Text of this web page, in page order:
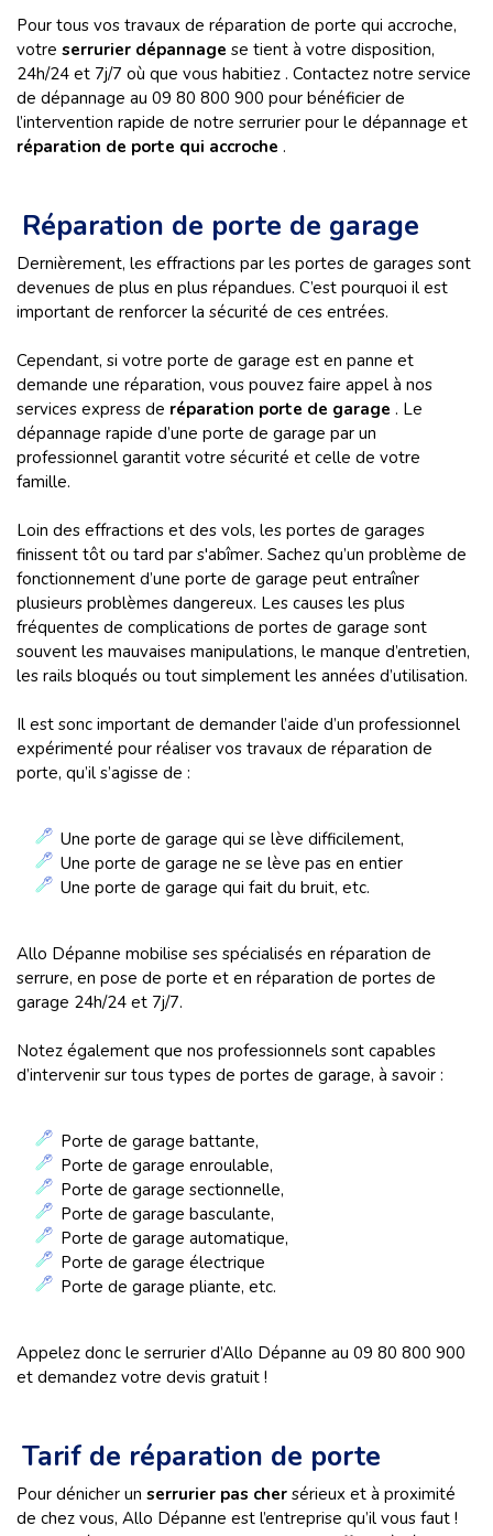
Pour tous vos travaux de réparation de porte qui accroche,
votre serrurier dépannage se tient à votre disposition,
24h/24 et 7j/7 où que vous habitiez . Contactez notre service
de dépannage au 09 80 800 900 pour bénéficier de
l’intervention rapide de notre serrurier pour le dépannage et
réparation de porte qui accroche .
Réparation de porte de garage
Dernièrement, les effractions par les portes de garages sont
devenues de plus en plus répandues. C’est pourquoi il est
important de renforcer la sécurité de ces entrées.
Cependant, si votre porte de garage est en panne et
demande une réparation, vous pouvez faire appel à nos
services express de réparation porte de garage . Le
dépannage rapide d’une porte de garage par un
professionnel garantit votre sécurité et celle de votre
famille.
Loin des effractions et des vols, les portes de garages
finissent tôt ou tard par s'abîmer. Sachez qu’un problème de
fonctionnement d’une porte de garage peut entraîner
plusieurs problèmes dangereux. Les causes les plus
fréquentes de complications de portes de garage sont
souvent les mauvaises manipulations, le manque d’entretien,
les rails bloqués ou tout simplement les années d’utilisation.
Il est sonc important de demander l’aide d’un professionnel
expérimenté pour réaliser vos travaux de réparation de
porte, qu’il s’agisse de :
Une porte de garage qui se lève difficilement,
Une porte de garage ne se lève pas en entier
Une porte de garage qui fait du bruit, etc.
Allo Dépanne mobilise ses spécialisés en réparation de
serrure, en pose de porte et en réparation de portes de
garage 24h/24 et 7j/7.
Notez également que nos professionnels sont capables
d’intervenir sur tous types de portes de garage, à savoir :
Porte de garage battante,
Porte de garage enroulable,
Porte de garage sectionnelle,
Porte de garage basculante,
Porte de garage automatique,
Porte de garage électrique
Porte de garage pliante, etc.
Appelez donc le serrurier d’Allo Dépanne au 09 80 800 900
et demandez votre devis gratuit !
Tarif de réparation de porte
Pour dénicher un serrurier pas cher sérieux et à proximité
de chez vous, Allo Dépanne est l’entreprise qu’il vous faut !